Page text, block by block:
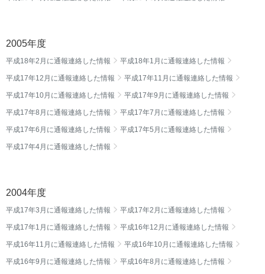
2005年度
平成18年2月に通報連絡した情報 平成18年1月に通報連絡した情報
平成17年12月に通報連絡した情報 平成17年11月に通報連絡した情報
平成17年10月に通報連絡した情報 平成17年9月に通報連絡した情報
平成17年8月に通報連絡した情報 平成17年7月に通報連絡した情報
平成17年6月に通報連絡した情報 平成17年5月に通報連絡した情報
平成17年4月に通報連絡した情報
2004年度
平成17年3月に通報連絡した情報 平成17年2月に通報連絡した情報
平成17年1月に通報連絡した情報 平成16年12月に通報連絡した情報
平成16年11月に通報連絡した情報 平成16年10月に通報連絡した情報
平成16年9月に通報連絡した情報 平成16年8月に通報連絡した情報